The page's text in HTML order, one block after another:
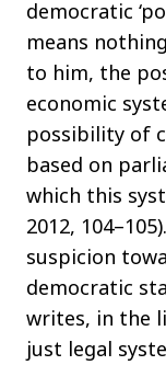
democratic
means
to him, the
economic
possibility of
based on
which this
2012,
suspicion
democratic
writes, in the
just legal